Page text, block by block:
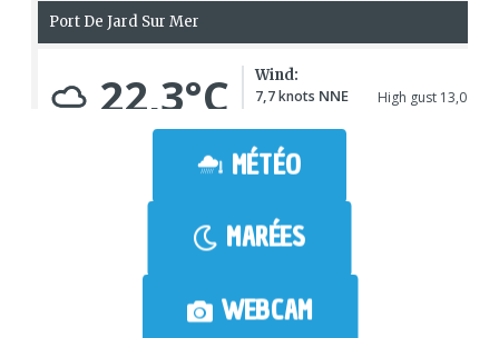
MÉTÉO
MARÉES
WEBCAM